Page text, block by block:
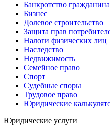
Банкротство гражданина
Бизнес
Долевое строительство
Защита прав
Налоги физических лиц
Наследство
Недвижимость
Семейное право
Спорт
Судебные споры
Трудовое право
Юридические
Юридические услуги